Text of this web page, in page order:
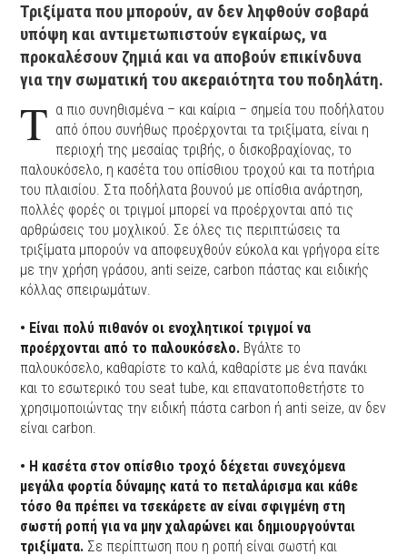
Τριξίματα που μπορούν, αν δεν ληφθούν σοβαρά
υπόψη και αντιμετωπιστούν εγκαίρως, να
προκαλέσουν ζημιά και να αποβούν επικίνδυνα
για την σωματική του ακεραιότητα του ποδηλάτη.
Τ α πιο συνηθισμένα – και καίρια – σημεία του ποδήλατου
από όπου συνήθως προέρχονται τα τριξίματα, είναι η
περιοχή της μεσαίας τριβής, ο δισκοβραχίονας, το
παλουκόσελο, η κασέτα του οπίσθιου τροχού και τα ποτήρια
του πλαισίου. Στα ποδήλατα βουνού με οπίσθια ανάρτηση,
πολλές φορές οι τριγμοί μπορεί να προέρχονται από τις
αρθρώσεις του μοχλικού. Σε όλες τις περιπτώσεις τα
τριξίματα μπορούν να αποφευχθούν εύκολα και γρήγορα είτε
με την χρήση γράσου, anti seize, carbon πάστας και ειδικής
κόλλας σπειρωμάτων.
• Είναι πολύ πιθανόν οι ενοχλητικοί τριγμοί να
προέρχονται από το παλουκόσελο. Βγάλτε το
παλουκόσελο, καθαρίστε το καλά, καθαρίστε με ένα πανάκι
και το εσωτερικό του seat tube, και επανατοποθετήστε το
χρησιμοποιώντας την ειδική πάστα carbon ή anti seize, αν δεν
είναι carbon.
• Η κασέτα στον οπίσθιο τροχό δέχεται συνεχόμενα
μεγάλα φορτία δύναμης κατά το πεταλάρισμα και κάθε
τόσο θα πρέπει να τσεκάρετε αν είναι σφιγμένη στη
σωστή ροπή για να μην χαλαρώνει και δημιουργούνται
τριξίματα. Σε περίπτωση που η ροπή είναι σωστή και